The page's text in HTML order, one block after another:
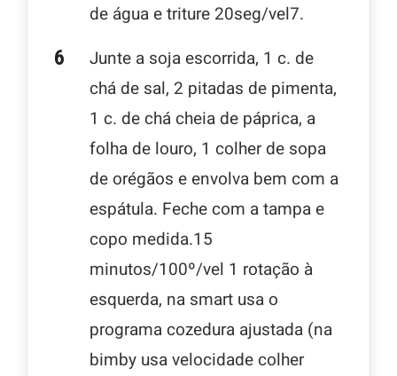
de água e triture 20seg/vel7.
Junte a soja escorrida, 1 c. de
chá de sal, 2 pitadas de pimenta,
1 c. de chá cheia de páprica, a
folha de louro, 1 colher de sopa
de orégãos e envolva bem com a
espátula. Feche com a tampa e
copo medida.15
minutos/100º/vel 1 rotação à
esquerda, na smart usa o
programa cozedura ajustada (na
bimby usa velocidade colher